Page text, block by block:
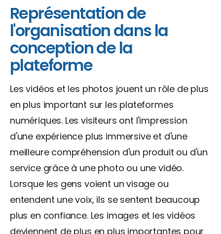
Représentation de
l'organisation dans la
conception de la
plateforme
Les vidéos et les photos jouent un rôle de plus
en plus important sur les plateformes
numériques. Les visiteurs ont l'impression
d'une expérience plus immersive et d'une
meilleure compréhension d'un produit ou d'un
service grâce à une photo ou une vidéo.
Lorsque les gens voient un visage ou
entendent une voix, ils se sentent beaucoup
plus en confiance. Les images et les vidéos
deviennent de plus en plus importantes pour